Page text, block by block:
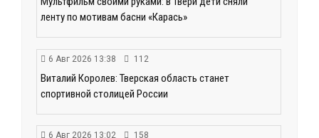
ленту по мотивам басни «Карась»
6 Авг 2026 13:38 112
Виталий Королев: Тверская область станет
спортивной столицей России
6 Авг 2026 13:02 158